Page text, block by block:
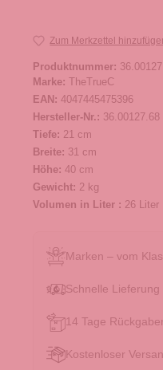
Zum Merkzettel
Produktnummer:
Marke: TheTrueC
EAN: 4047445475396
Hersteller-Nr.: 36.00127.68
Tiefe: 21 cm
Breite: 31 cm
Höhe: 40 cm
Gewicht: 2 kg
Volumen in Liter : 26 Liter
Marken – vom
Schnelle
14 Tage
Kostenloser